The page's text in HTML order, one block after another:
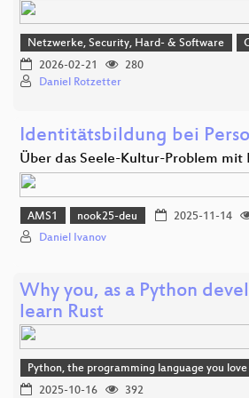
Netzwerke, Security, Hard- & Software
2026-02-21
280
Daniel Rotzetter
Identitätsbildung bei
Über das Seele-Kultur-Problem mit
AMS1 nook25-deu 2025-11-14
Daniel Ivanov
Why you, as a Python
learn Rust
Python, the programming language you love
2025-10-16
392